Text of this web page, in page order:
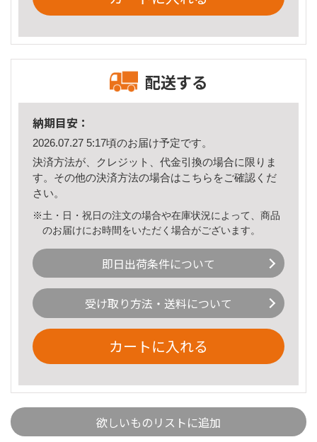
配送する
納期目安：
2026.07.27 5:17頃のお届け予定です。
決済方法が、クレジット、代金引換の場合に限りま
す。その他の決済方法の場合はこちら をご確認くだ
さい。
※土・日・祝日の注文の場合や在庫状況によって、商品
のお届けにお時間をいただく場合がございます。
即日出荷条件について
受け取り方法・送料について
カートに入れる
欲しいものリストに追加